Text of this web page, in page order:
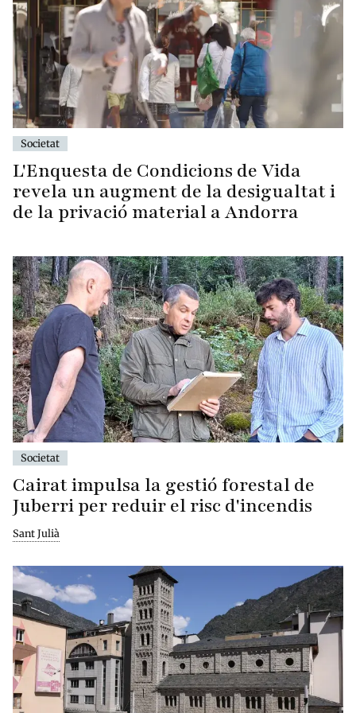
Societat
L'Enquesta de Condicions de Vida
revela un augment de la desigualtat i
de la privació material a Andorra
Societat
Cairat impulsa la gestió forestal de
Juberri per reduir el risc d'incendis
Sant Julià